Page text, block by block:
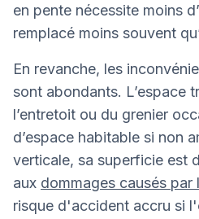
en pente nécessite moins
remplacé moins souvent
En revanche, les
sont abondants. L’espace
l’entretoit ou du grenier
d’espace habitable si non
verticale, sa superficie est
aux dommages causés par
risque d'accident accru si